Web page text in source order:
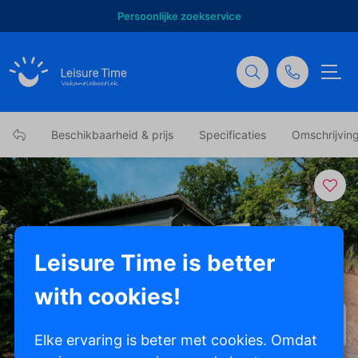
Persoonlijke zoekservice
Beschikbaarheid & prijs Specificaties
Leisure Time is better
with cookies!
Elke ervaring is beter met cookies. Omdat